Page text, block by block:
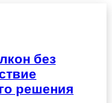
без
решения